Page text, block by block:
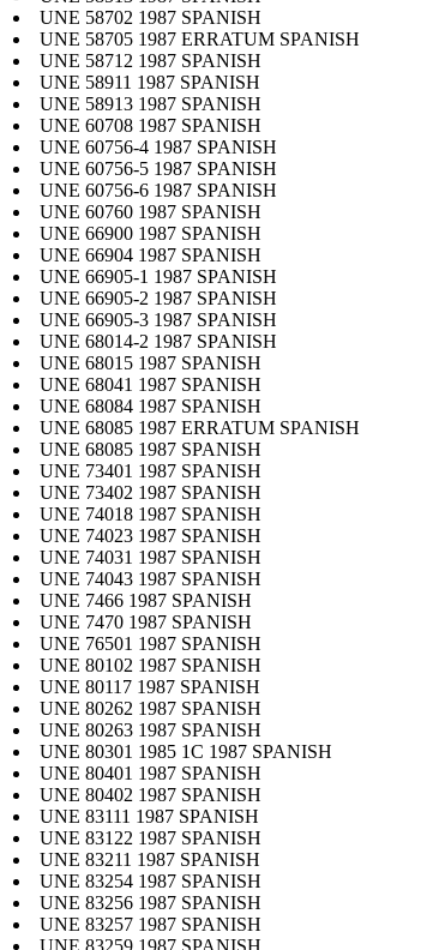
UNE 58702 1987 SPANISH
UNE 58705 1987 ERRATUM SPANISH
UNE 58712 1987 SPANISH
UNE 58911 1987 SPANISH
UNE 58913 1987 SPANISH
UNE 60708 1987 SPANISH
UNE 60756-4 1987 SPANISH
UNE 60756-5 1987 SPANISH
UNE 60756-6 1987 SPANISH
UNE 60760 1987 SPANISH
UNE 66900 1987 SPANISH
UNE 66904 1987 SPANISH
UNE 66905-1 1987 SPANISH
UNE 66905-2 1987 SPANISH
UNE 66905-3 1987 SPANISH
UNE 68014-2 1987 SPANISH
UNE 68015 1987 SPANISH
UNE 68041 1987 SPANISH
UNE 68084 1987 SPANISH
UNE 68085 1987 ERRATUM SPANISH
UNE 68085 1987 SPANISH
UNE 73401 1987 SPANISH
UNE 73402 1987 SPANISH
UNE 74018 1987 SPANISH
UNE 74023 1987 SPANISH
UNE 74031 1987 SPANISH
UNE 74043 1987 SPANISH
UNE 7466 1987 SPANISH
UNE 7470 1987 SPANISH
UNE 76501 1987 SPANISH
UNE 80102 1987 SPANISH
UNE 80117 1987 SPANISH
UNE 80262 1987 SPANISH
UNE 80263 1987 SPANISH
UNE 80301 1985 1C 1987 SPANISH
UNE 80401 1987 SPANISH
UNE 80402 1987 SPANISH
UNE 83111 1987 SPANISH
UNE 83122 1987 SPANISH
UNE 83211 1987 SPANISH
UNE 83254 1987 SPANISH
UNE 83256 1987 SPANISH
UNE 83257 1987 SPANISH
UNE 83259 1987 SPANISH